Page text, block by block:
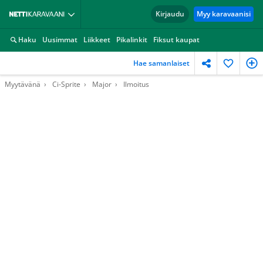
Kirjaudu Myy karavaanisi
Haku Uusimmat Liikkeet Pikalinkit Fiksut kaupat
Hae samanlaiset
Myytävänä Ci-Sprite Major Ilmoitus